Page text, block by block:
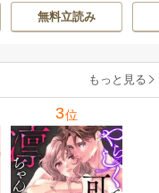
隣人後輩くんのイ
キすぎた執着にハ
無料立読み
もっと見る
3位